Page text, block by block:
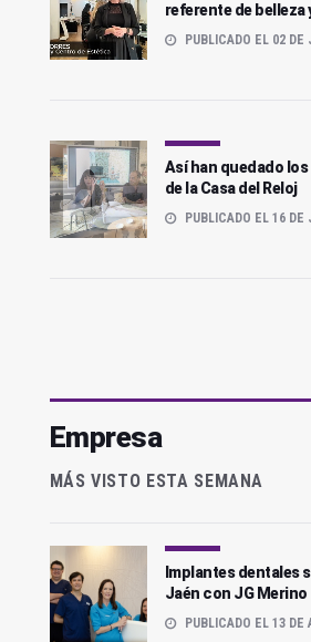
referente de belleza
PUBLICADO EL 02 DE
Así han quedado
de la Casa del Reloj
PUBLICADO EL 16 DE
Empresa
MÁS VISTO ESTA SEMANA
Implantes dentales
Jaén con JG Merino
PUBLICADO EL 13 DE